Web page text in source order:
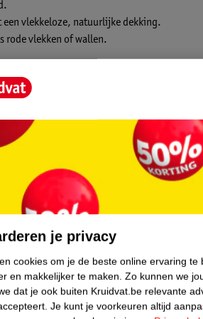
een vlekkeloze, natuurlijke dekking.
rode vlekken of wallen.
natuurlijke dekking geeft. De concealer
van parfum.
of als eerste stap van je basic teint
Gebruik de concealer in een lichtere
zelfde kleur als je huid om rode plekjes en
je privacy
cookies om je de beste online ervaring te
en makkelijker te maken. Zo kunnen we
dat je ook buiten Kruidvat.be relevante
Je kunt je voorkeuren altijd